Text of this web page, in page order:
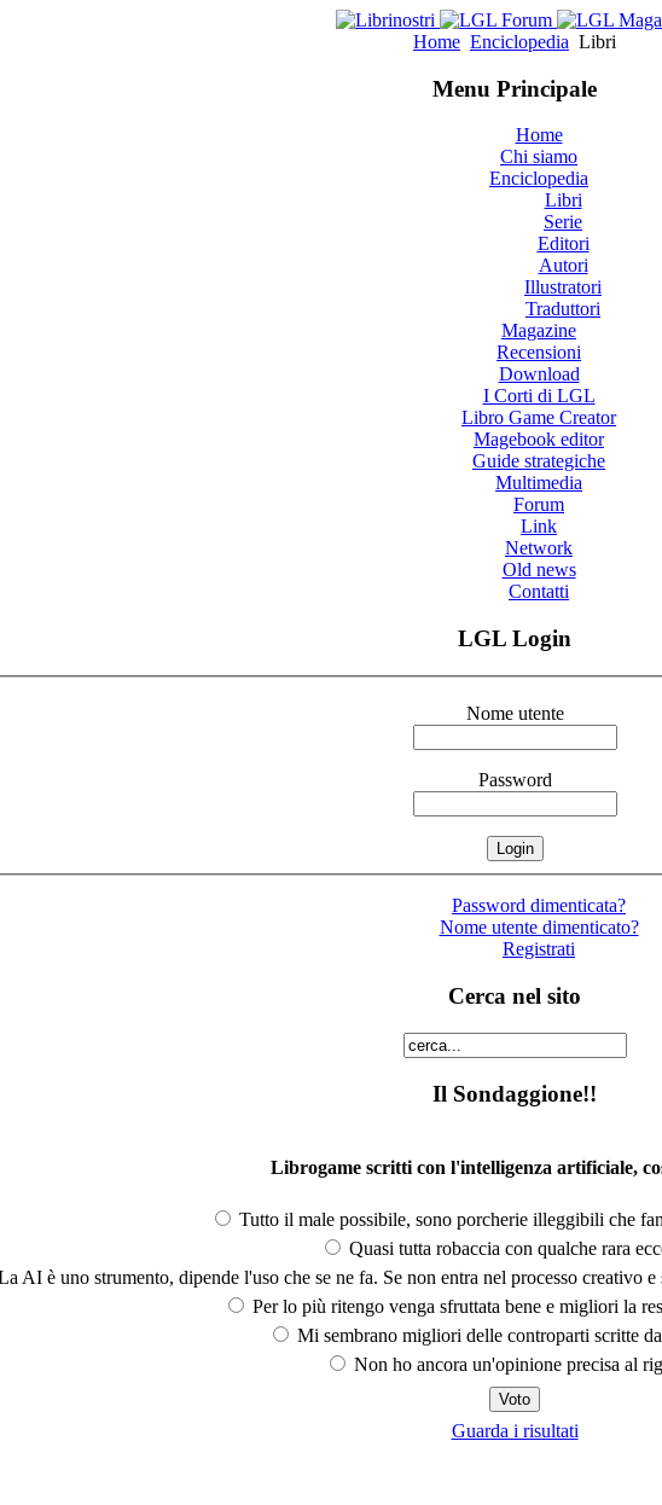
Home Enciclopedia Libri
Menu Principale
Home
Chi siamo
Enciclopedia
Libri
Serie
Editori
Autori
Illustratori
Traduttori
Magazine
Recensioni
Download
I Corti di LGL
Libro Game Creator
Magebook editor
Guide strategiche
Multimedia
Forum
Link
Network
Old news
Contatti
LGL Login
Nome utente
Password
Password dimenticata?
Nome utente dimenticato?
Registrati
Cerca nel sito
Il Sondaggione!!
Librogame scritti con l'intelligenza artificiale,
Tutto il male possibile, sono porcherie illeggibili che
Quasi tutta robaccia con qualche rara
AI è uno strumento, dipende l'uso che se ne fa. Se non entra nel processo creativo
Per lo più ritengo venga sfruttata bene e migliori la
Mi sembrano migliori delle controparti scritte
Non ho ancora un'opinione precisa al
Guarda i risultati